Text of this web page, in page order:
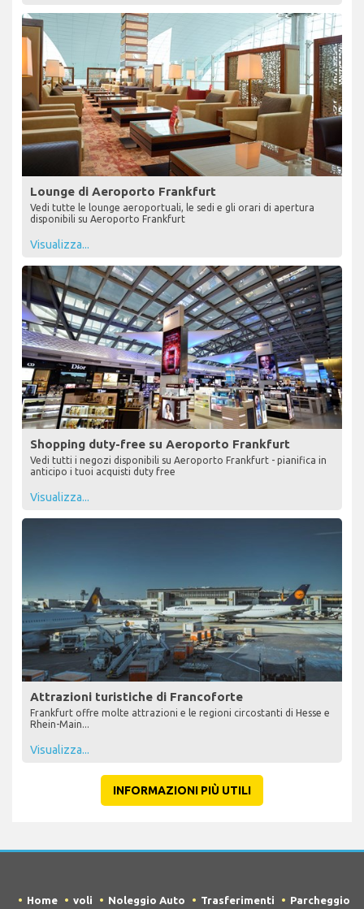
Lounge di Aeroporto Frankfurt
Vedi tutte le lounge aeroportuali, le sedi e gli orari di apertura
disponibili su Aeroporto Frankfurt
Visualizza...
Shopping duty-free su Aeroporto Frankfurt
Vedi tutti i negozi disponibili su Aeroporto Frankfurt - pianifica in
anticipo i tuoi acquisti duty free
Visualizza...
Attrazioni turistiche di Francoforte
Frankfurt offre molte attrazioni e le regioni circostanti di Hesse e
Rhein-Main...
Visualizza...
INFORMAZIONI PIÙ UTILI
Home voli Noleggio Auto Trasferimenti Parcheggio